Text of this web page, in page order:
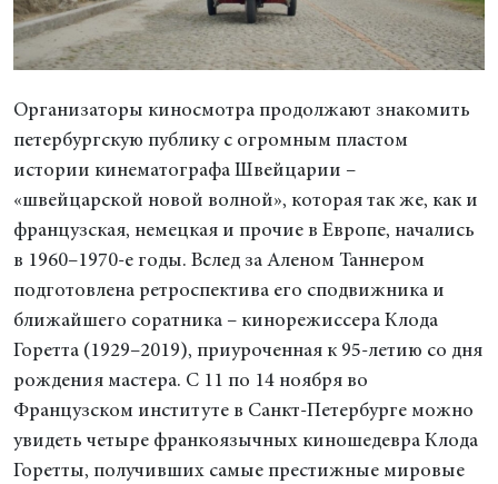
Организаторы киносмотра продолжают знакомить
петербургскую публику с огромным пластом
истории кинематографа Швейцарии –
«швейцарской новой волной», которая так же, как и
французская, немецкая и прочие в Европе, начались
в 1960–1970-е годы. Вслед за Аленом Таннером
подготовлена ретроспектива его сподвижника и
ближайшего соратника – кинорежиссера Клода
Горетта (1929–2019), приуроченная к 95-летию со дня
рождения мастера. С 11 по 14 ноября во
Французском институте в Санкт-Петербурге можно
увидеть четыре франкоязычных киношедевра Клода
Горетты, получивших самые престижные мировые